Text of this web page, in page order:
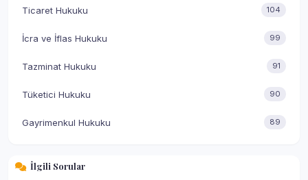
Ticaret Hukuku 104
İcra ve İflas Hukuku 99
Tazminat Hukuku 91
Tüketici Hukuku 90
Gayrimenkul Hukuku 89
İlgili Sorular